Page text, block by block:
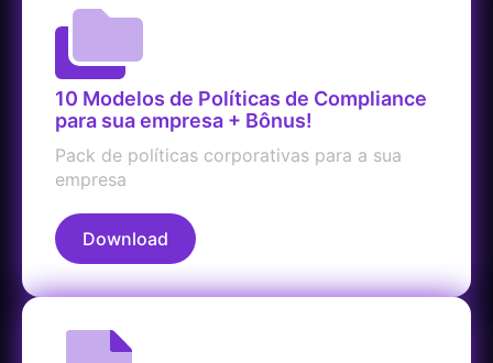
10 Modelos de Políticas de Compliance
para sua empresa + Bônus!
Pack de políticas corporativas para a sua
empresa
Download